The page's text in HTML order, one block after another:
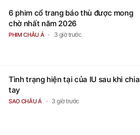
6 phim cổ trang báo thù được mong
chờ nhất năm 2026
PHIM CHÂU Á 3 giờ trước
Tình trạng hiện tại của IU sau khi chia
tay
SAO CHÂU Á 3 giờ trước